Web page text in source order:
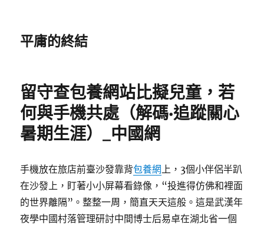
平庸的終結
留守查包養網站比擬兒童，若
何與手機共處（解碼·追蹤關心
暑期生涯）_中國網
手機放在旅店前臺沙發靠背包養網上，3個小伴侶半趴
在沙發上，盯著小小屏幕看錄像，“投進得仿佛和裡面
的世界離隔”。整整一周，簡直天天這般。這是武漢年
夜學中國村落管理研討中間博士后易卓在湖北省一個